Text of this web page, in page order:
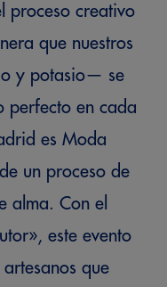
proceso creativo
que nuestros
y potasio— se
perfecto en cada
es Moda
un proceso de
alma. Con el
este evento
que